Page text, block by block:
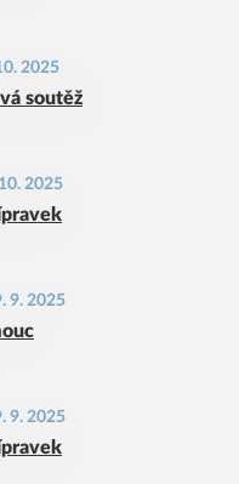
2025
soutěž
2025
9. 2025
9. 2025